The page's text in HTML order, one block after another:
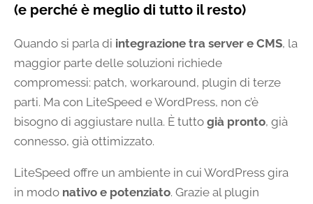
(e perché è meglio di tutto il resto)
Quando si parla di integrazione tra server e CMS, la
maggior parte delle soluzioni richiede
compromessi: patch, workaround, plugin di terze
parti. Ma con LiteSpeed e WordPress, non c’è
bisogno di aggiustare nulla. È tutto già pronto, già
connesso, già ottimizzato.
LiteSpeed offre un ambiente in cui WordPress gira
in modo nativo e potenziato. Grazie al plugin